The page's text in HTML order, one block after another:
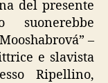
del presente
–
e slavista
Ripellino,